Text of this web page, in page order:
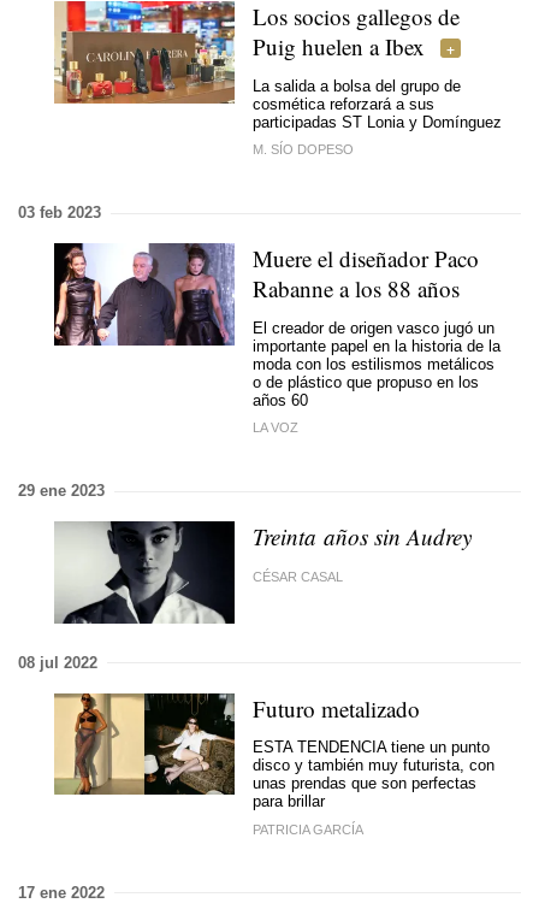
Los socios gallegos de
Puig huelen a Ibex
La salida a bolsa del grupo de
cosmética reforzará a sus
participadas ST Lonia y Domínguez
M. SÍO DOPESO
03 feb 2023
Muere el diseñador Paco
Rabanne a los 88 años
El creador de origen vasco jugó un
importante papel en la historia de la
moda con los estilismos metálicos
o de plástico que propuso en los
años 60
LA VOZ
29 ene 2023
Treinta años sin Audrey
CÉSAR CASAL
08 jul 2022
Futuro metalizado
ESTA TENDENCIA tiene un punto
disco y también muy futurista, con
unas prendas que son perfectas
para brillar
PATRICIA GARCÍA
17 ene 2022